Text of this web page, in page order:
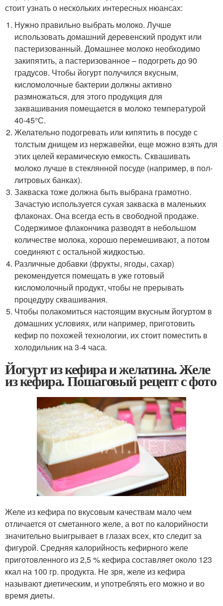
стоит узнать о нескольких интересных нюансах:
Нужно правильно выбрать молоко. Лучше
использовать домашний деревенский продукт или
пастеризованный. Домашнее молоко необходимо
закипятить, а пастеризованное – подогреть до 90
градусов. Чтобы йогурт получился вкусным,
кисломолочные бактерии должны активно
размножаться, для этого продукция для
заквашивания помещается в молоко температурой
40-45°С.
Желательно подогревать или кипятить в посуде с
толстым днищем из нержавейки, еще можно взять для
этих целей керамическую емкость. Сквашивать
молоко лучше в стеклянной посуде (например, в пол-
литровых банках).
Закваска тоже должна быть выбрана грамотно.
Зачастую используется сухая закваска в маленьких
флаконах. Она всегда есть в свободной продаже.
Содержимое флакончика разводят в небольшом
количестве молока, хорошо перемешивают, а потом
соединяют с остальной жидкостью.
Различные добавки (фрукты, ягоды, сахар)
рекомендуется помещать в уже готовый
кисломолочный продукт, чтобы не прерывать
процедуру сквашивания.
Чтобы полакомиться настоящим вкусным йогуртом в
домашних условиях, или например, приготовить
кефир по похожей технологии, их стоит поместить в
холодильник на 3-4 часа.
Йогурт из кефира и желатина. Желе
из кефира. Пошаговый рецепт с фото
Желе из кефира по вкусовым качествам мало чем
отличается от сметанного желе, а вот по калорийности
значительно выигрывает в глазах всех, кто следит за
фигурой. Средняя калорийность кефирного желе
приготовленного из 2,5 % кефира составляет около 123
ккал на 100 гр. продукта. Не зря, желе из кефира
называют диетическим, и употреблять его можно и во
время диеты.